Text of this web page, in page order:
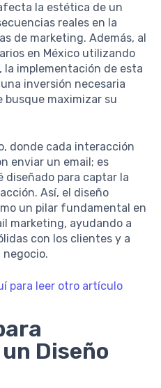
la estética de un
reales en la
de marketing. Además, al
en México utilizando
la implementación de esta
inversión necesaria
busque maximizar su
donde cada interacción
enviar un email; es
diseñado para captar la
Así, el diseño
un pilar fundamental en
marketing, ayudando a
con los clientes y a
para leer otro artículo
Diseño